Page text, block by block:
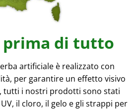
prima di tutto
artificiale è realizzato con
per garantire un effetto visivo
tutti i nostri prodotti sono stati
il cloro, il gelo e gli strappi per